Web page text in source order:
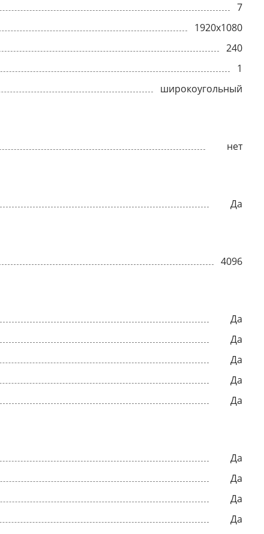
7
1920x1080
240
1
широкоугольный
нет
Да
4096
Да
Да
Да
Да
Да
Да
Да
Да
Да